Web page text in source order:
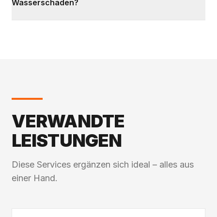
Wasserschaden?
VERWANDTE
LEISTUNGEN
Diese Services ergänzen sich ideal – alles aus
einer Hand.